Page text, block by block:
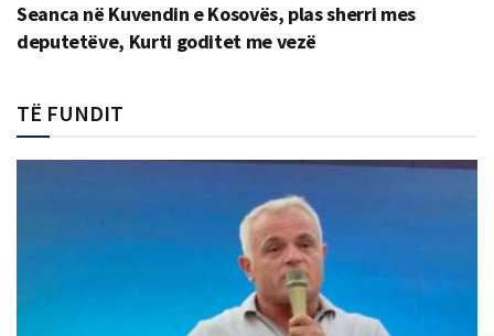
Seanca në Kuvendin e Kosovës, plas sherri mes
deputetëve, Kurti goditet me vezë
TË FUNDIT